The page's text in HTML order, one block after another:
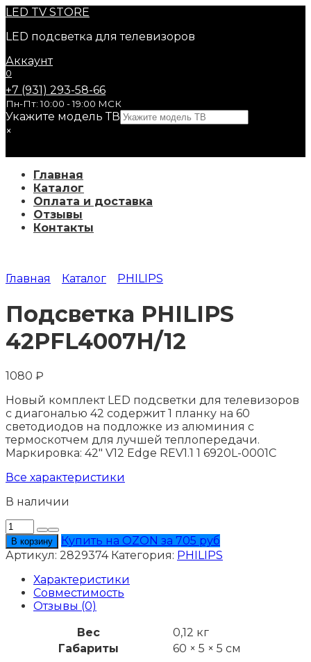
Перейти
содержанию
LED TV STORE
LED подсветка для телевизоров
Аккаунт
0
+7 (931) 293-58-66
Пн-Пт: 10:00 - 19:00 МСК
Укажите модель ТВ
×
Главная
Каталог
Оплата и доставка
Отзывы
Контакты
Главная Каталог PHILIPS
Подсветка PHILIPS
42PFL4007H/12
1080 ₽
Новый комплект LED подсветки для телевизоров
с диагональю 42 содержит 1 планку на 60
светодиодов на подложке из алюминия с
термоскотчем для лучшей теплопередачи.
Маркировка: 42" V12 Edge REV1.1 1 6920L-0001C
Все характеристики
В наличии
Количество
товара
Подсветка
PHILIPS
42PFL4007H/12
В корзину
Купить на OZON за 705 руб
Артикул: 2829374 Категория: PHILIPS
Характеристики
Совместимость
Отзывы (0)
Вес
0,12 кг
Габариты
60 × 5 × 5 см